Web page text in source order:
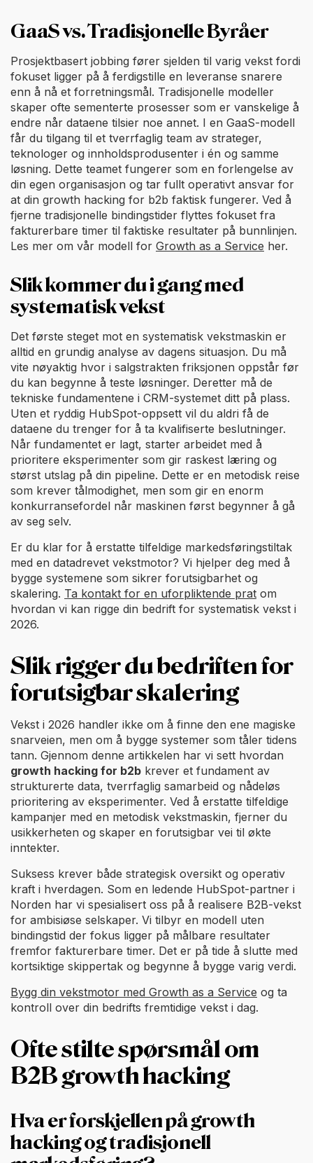
GaaS vs. Tradisjonelle Byråer
Prosjektbasert jobbing fører sjelden til varig vekst fordi
fokuset ligger på å ferdigstille en leveranse snarere
enn å nå et forretningsmål. Tradisjonelle modeller
skaper ofte sementerte prosesser som er vanskelige å
endre når dataene tilsier noe annet. I en GaaS-modell
får du tilgang til et tverrfaglig team av strateger,
teknologer og innholdsprodusenter i én og samme
løsning. Dette teamet fungerer som en forlengelse av
din egen organisasjon og tar fullt operativt ansvar for
at din growth hacking for b2b faktisk fungerer. Ved å
fjerne tradisjonelle bindingstider flyttes fokuset fra
fakturerbare timer til faktiske resultater på bunnlinjen.
Les mer om vår modell for Growth as a Service her.
Slik kommer du i gang med
systematisk vekst
Det første steget mot en systematisk vekstmaskin er
alltid en grundig analyse av dagens situasjon. Du må
vite nøyaktig hvor i salgstrakten friksjonen oppstår før
du kan begynne å teste løsninger. Deretter må de
tekniske fundamentene i CRM-systemet ditt på plass.
Uten et ryddig HubSpot-oppsett vil du aldri få de
dataene du trenger for å ta kvalifiserte beslutninger.
Når fundamentet er lagt, starter arbeidet med å
prioritere eksperimenter som gir raskest læring og
størst utslag på din pipeline. Dette er en metodisk reise
som krever tålmodighet, men som gir en enorm
konkurransefordel når maskinen først begynner å gå
av seg selv.
Er du klar for å erstatte tilfeldige markedsføringstiltak
med en datadrevet vekstmotor? Vi hjelper deg med å
bygge systemene som sikrer forutsigbarhet og
skalering. Ta kontakt for en uforpliktende prat om
hvordan vi kan rigge din bedrift for systematisk vekst i
2026.
Slik rigger du bedriften for
forutsigbar skalering
Vekst i 2026 handler ikke om å finne den ene magiske
snarveien, men om å bygge systemer som tåler tidens
tann. Gjennom denne artikkelen har vi sett hvordan
growth hacking for b2b krever et fundament av
strukturerte data, tverrfaglig samarbeid og nådeløs
prioritering av eksperimenter. Ved å erstatte tilfeldige
kampanjer med en metodisk vekstmaskin, fjerner du
usikkerheten og skaper en forutsigbar vei til økte
inntekter.
Suksess krever både strategisk oversikt og operativ
kraft i hverdagen. Som en ledende HubSpot-partner i
Norden har vi spesialisert oss på å realisere B2B-vekst
for ambisiøse selskaper. Vi tilbyr en modell uten
bindingstid der fokus ligger på målbare resultater
fremfor fakturerbare timer. Det er på tide å slutte med
kortsiktige skippertak og begynne å bygge varig verdi.
Bygg din vekstmotor med Growth as a Service og ta
kontroll over din bedrifts fremtidige vekst i dag.
Ofte stilte spørsmål om
B2B growth hacking
Hva er forskjellen på growth
hacking og tradisjonell